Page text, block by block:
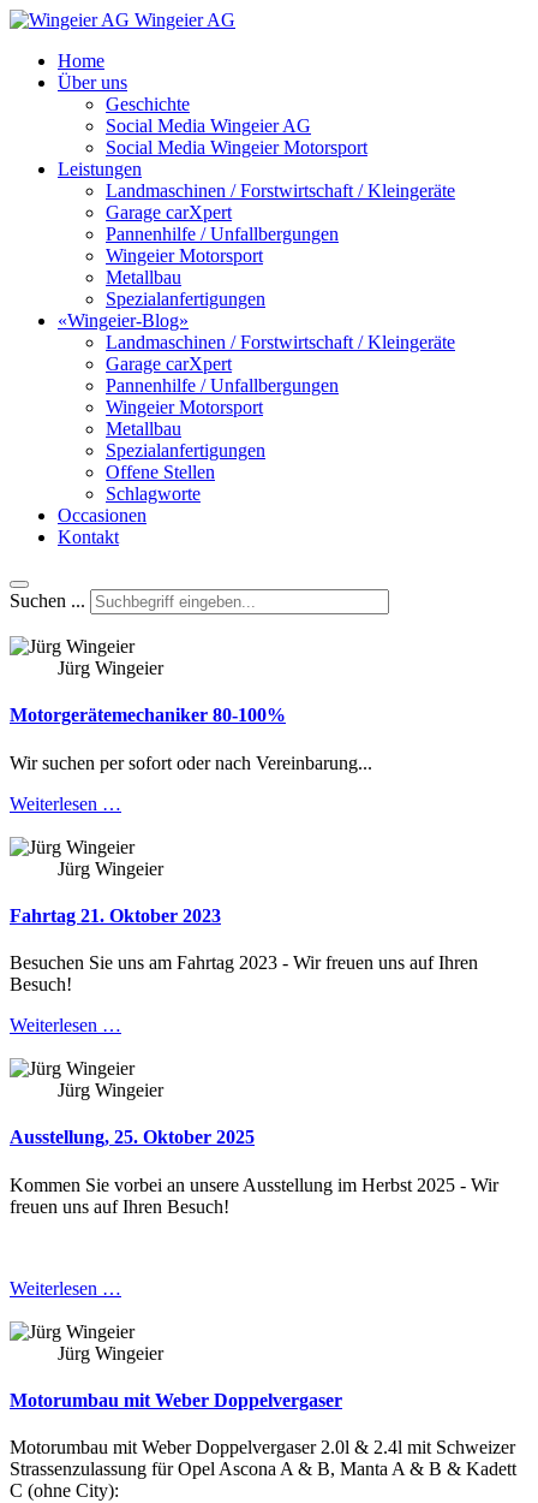
Wingeier AG
Home
Über uns
Geschichte
Social Media Wingeier AG
Social Media Wingeier Motorsport
Leistungen
Landmaschinen / Forstwirtschaft / Kleingeräte
Garage carXpert
Pannenhilfe / Unfallbergungen
Wingeier Motorsport
Metallbau
Spezialanfertigungen
«Wingeier-Blog»
Landmaschinen / Forstwirtschaft / Kleingeräte
Garage carXpert
Pannenhilfe / Unfallbergungen
Wingeier Motorsport
Metallbau
Spezialanfertigungen
Offene Stellen
Schlagworte
Occasionen
Kontakt
Suchen ...
Jürg Wingeier
Motorgerätemechaniker 80-100%
Wir suchen per sofort oder nach Vereinbarung...
Weiterlesen …
Jürg Wingeier
Fahrtag 21. Oktober 2023
Besuchen Sie uns am Fahrtag 2023 - Wir freuen uns auf Ihren
Besuch!
Weiterlesen …
Jürg Wingeier
Ausstellung, 25. Oktober 2025
Kommen Sie vorbei an unsere Ausstellung im Herbst 2025 - Wir
freuen uns auf Ihren Besuch!
Weiterlesen …
Jürg Wingeier
Motorumbau mit Weber Doppelvergaser
Motorumbau mit Weber Doppelvergaser 2.0l & 2.4l mit Schweizer
Strassenzulassung für Opel Ascona A & B, Manta A & B & Kadett
C (ohne City):